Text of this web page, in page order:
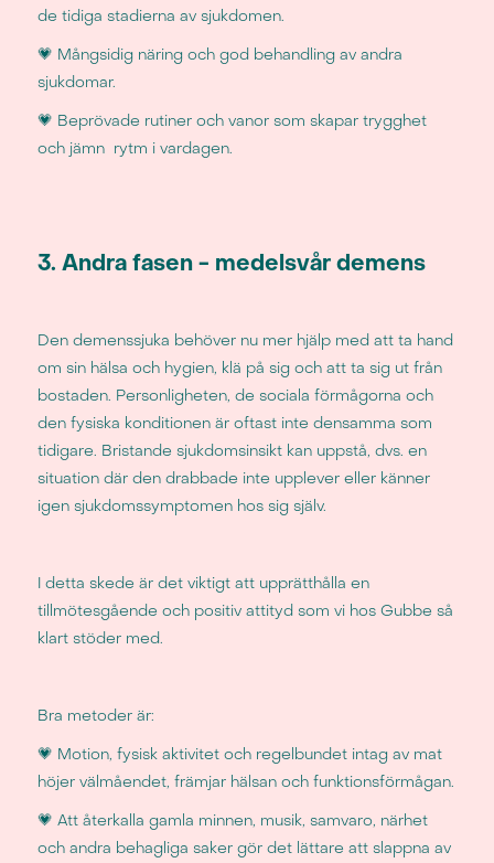
de tidiga stadierna av sjukdomen.
💗 Mångsidig näring och god behandling av andra
sjukdomar.
​💗 Beprövade rutiner och vanor som skapar trygghet
och jämn rytm i vardagen.
3. Andra fasen - medelsvår demens
Den demenssjuka behöver nu mer hjälp med att ta hand
om sin hälsa och hygien, klä på sig och att ta sig ut från
bostaden. Personligheten, de sociala förmågorna och
den fysiska konditionen är oftast inte densamma som
tidigare. Bristande sjukdomsinsikt kan uppstå, dvs. en
situation där den drabbade inte upplever eller känner
igen sjukdomssymptomen hos sig själv.
I detta skede är det viktigt att upprätthålla en
tillmötesgående och positiv attityd som vi hos Gubbe så
klart stöder med. ​
Bra metoder är:
💗 Motion, fysisk aktivitet och regelbundet intag av mat
höjer välmåendet, främjar hälsan och funktionsförmågan.
💗 Att återkalla gamla minnen, musik, samvaro, närhet
och andra behagliga saker gör det lättare att slappna av